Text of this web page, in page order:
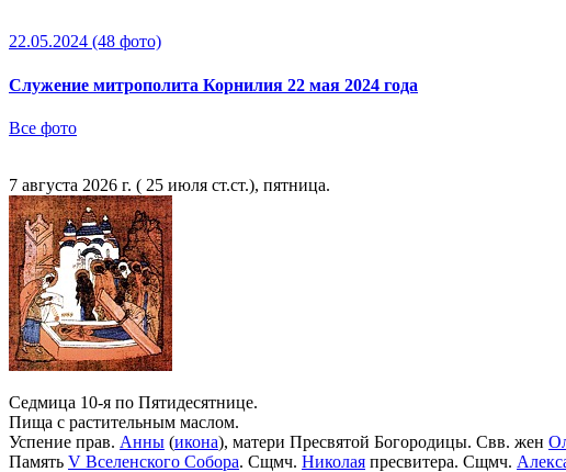
22.05.2024 (48 фото)
Служение митрополита Корнилия 22 мая 2024 года
Все фото
7 августа 2026 г. ( 25 июля ст.ст.), пятница.
Седмица 10-я по Пятидесятнице.
Пища с растительным маслом.
Успение прав. Анны (икона), матери Пресвятой Богородицы. Свв. жен
Память V Вселенского Собора. Сщмч. Николая пресвитера. Сщмч.